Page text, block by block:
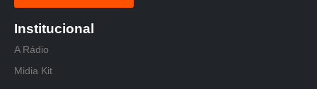
Institucional
A Rádio
Midia Kit